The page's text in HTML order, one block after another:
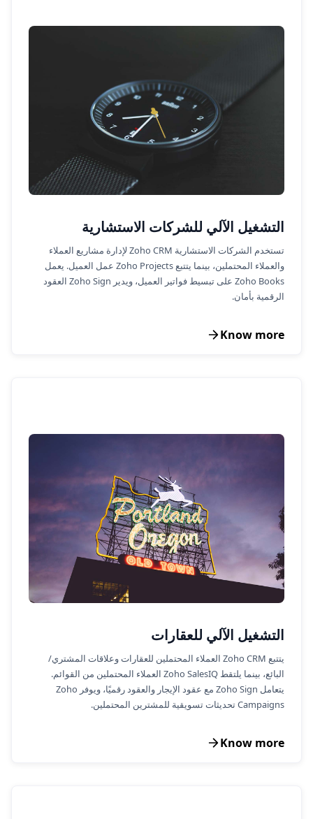
التشغيل الآلي للشركات الاستشارية
تستخدم الشركات الاستشارية Zoho CRM لإدارة مشاريع العملاء
والعملاء المحتملين، بينما يتتبع Zoho Projects عمل العميل. يعمل
Zoho Books على تبسيط فواتير العميل، ويدير Zoho Sign العقود
الرقمية بأمان.
Know more
التشغيل الآلي للعقارات
يتتبع Zoho CRM العملاء المحتملين للعقارات وعلاقات المشتري/
البائع، بينما يلتقط Zoho SalesIQ العملاء المحتملين من القوائم.
يتعامل Zoho Sign مع عقود الإيجار والعقود رقميًا، ويوفر Zoho
Campaigns تحديثات تسويقية للمشترين المحتملين.
Know more